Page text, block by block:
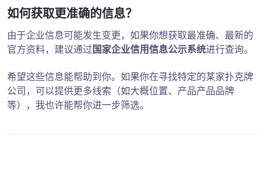
如何获取更准确的信息？
由于企业信息可能发生变更，如果你想获取最准确、最新的
官方资料，建议通过 国家企业信用信息公示系统进行查询。
希望这些信息能帮助到你。如果你在寻找特定的某家扑克牌
公司，可以提供更多线索（如大概位置、产品产品品牌
等），我也许能帮你进一步筛选。